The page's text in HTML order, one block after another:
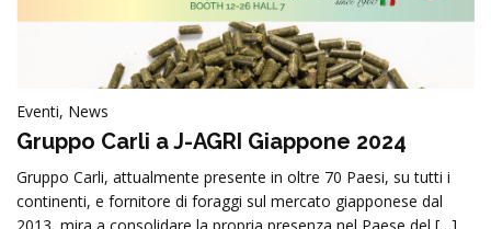
Eventi, News
Gruppo Carli a J-AGRI Giappone 2024
Gruppo Carli, attualmente presente in oltre 70 Paesi, su tutti i
continenti, e fornitore di foraggi sul mercato giapponese dal